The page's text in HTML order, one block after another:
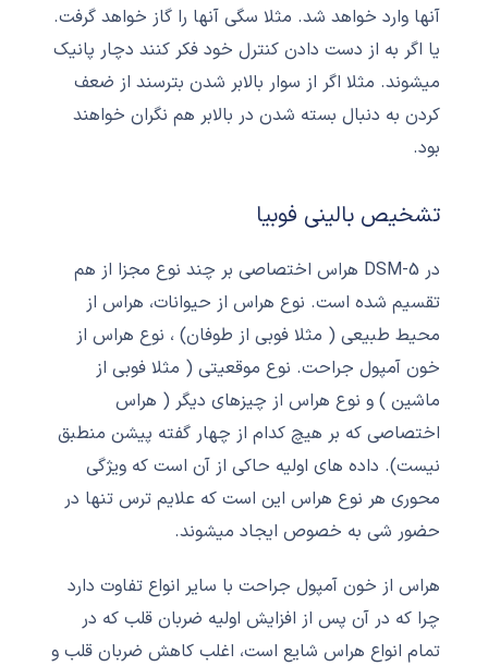
آنها وارد خواهد شد. مثلا سگی آنها را گاز خواهد گرفت.
یا اگر به از دست دادن کنترل خود فکر کنند دچار پانیک
میشوند. مثلا اگر از سوار بالابر شدن بترسند از ضعف
کردن به دنبال بسته شدن در بالابر هم نگران خواهند
بود.
تشخیص بالینی فوبیا
در DSM-5 هراس اختصاصی بر چند نوع مجزا از هم
تقسیم شده است. نوع هراس از حیوانات، هراس از
محیط طبیعی ( مثلا فوبی از طوفان) ، نوع هراس از
خون آمپول جراحت. نوع موقعیتی ( مثلا فوبی از
ماشین ) و نوع هراس از چیزهای دیگر ( هراس
اختصاصی که بر هیچ کدام از چهار گفته پیشن منطبق
نیست). داده های اولیه حاکی از آن است که ویژگی
محوری هر نوع هراس این است که علایم ترس تنها در
حضور شی به خصوص ایجاد میشوند.
هراس از خون آمپول جراحت با سایر انواع تفاوت دارد
چرا که در آن پس از افزایش اولیه ضربان قلب که در
تمام انواع هراس شایع است، اغلب کاهش ضربان قلب و